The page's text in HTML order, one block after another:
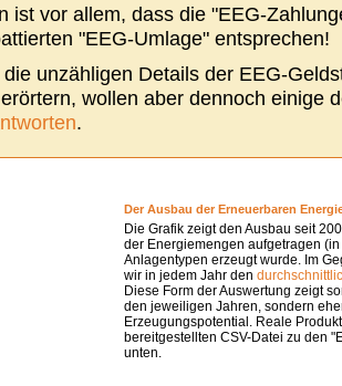
ist vor allem, dass die "EEG-
"EEG-Umlage" entsprechen!
unzähligen Details der EEG-
wollen aber dennoch einige
.
Der Ausbau der Erneuerbaren
Die Grafik zeigt den Ausbau seit
der Energiemengen aufgetragen
Anlagentypen erzeugt wurde. Im
wir in jedem Jahr den
Diese Form der Auswertung zeigt
den jeweiligen Jahren, sondern
Erzeugungspotential. Reale
bereitgestellten CSV-Datei zu den
unten.